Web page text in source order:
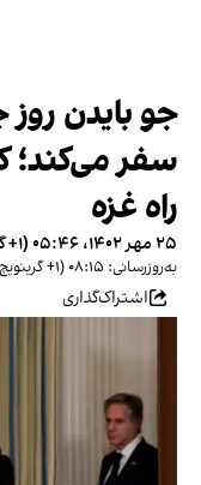
جو بایدن
سفر می‌کند؛
راه غزه
۲۵ مهر ۱۴۰۲، ۰۵:۴۶ (‎+۱ گرینویچ)
به‌روزرسانی: ۰۸:۱۵ (‎+۱ گرینویچ)
اشتراک‌گذاری